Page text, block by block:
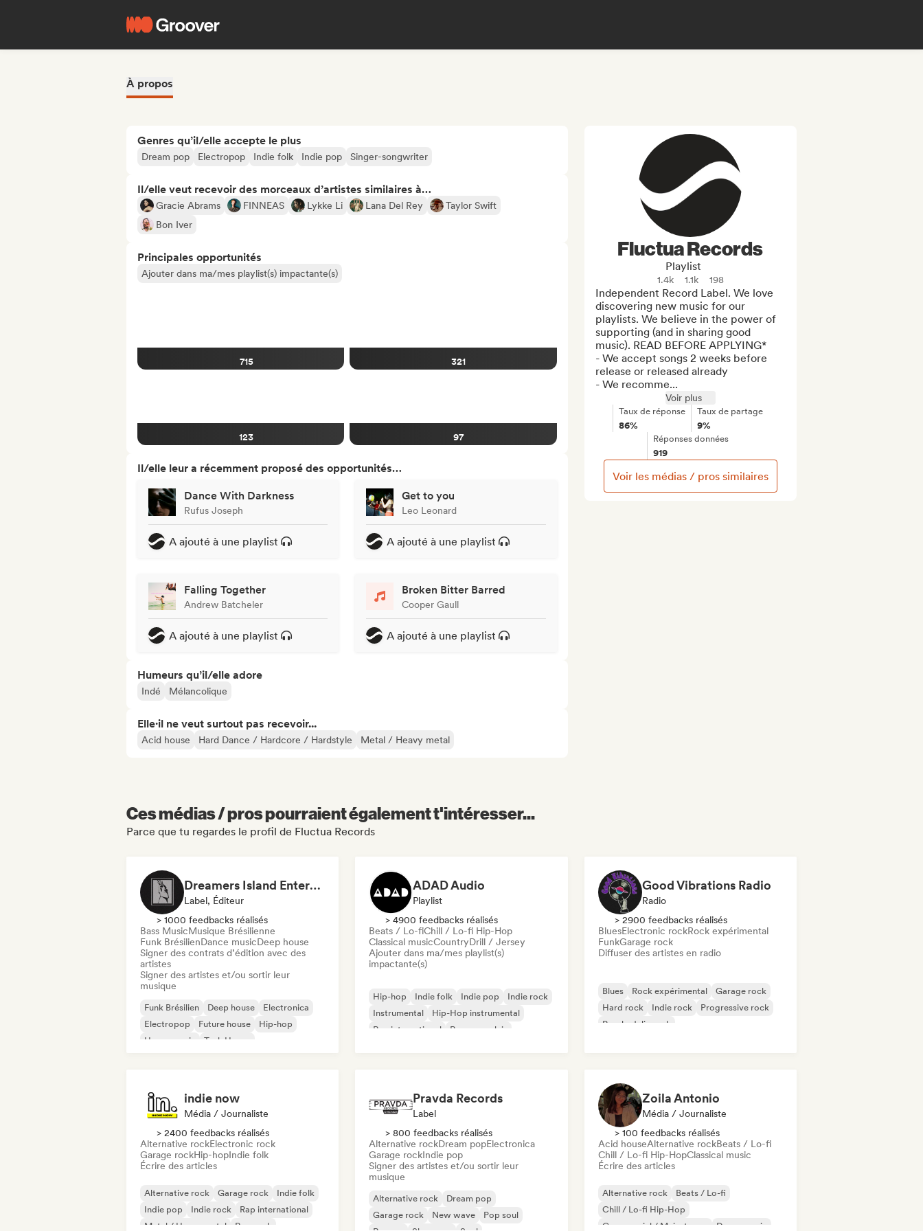
À propos
Genres qu’il/elle accepte le plus
Dream pop Electropop Indie folk Indie pop Singer-songwriter
Il/elle veut recevoir des morceaux d’artistes similaires à…
Gracie Abrams FINNEAS Lykke Li Lana Del Rey
Taylor Swift
Bon Iver
Principales opportunités
Ajouter dans ma/mes playlist(s) impactante(s)
715 321
123 97
Il/elle leur a récemment proposé des opportunités…
Dance With Darkness
Rufus Joseph
A ajouté à une playlist
Get to you
Leo Leonard
A ajouté à une playlist
Falling Together
Andrew Batcheler
A ajouté à une playlist
Broken Bitter Barred
Cooper Gaull
A ajouté à une playlist
Humeurs qu’il/elle adore
Indé Mélancolique
Elle·il ne veut surtout pas recevoir...
Acid house Hard Dance / Hardcore / Hardstyle Metal / Heavy metal
Fluctua Records
Playlist
1.4k 1.1k 198
Independent Record Label. We love
discovering new music for our
playlists. We believe in the power of
supporting (and in sharing good
music). READ BEFORE APPLYING*
- We accept songs 2 weeks before
release or released already
- We recomme...
Voir plus
Taux de réponse
86%
Taux de partage
9%
Réponses données
919
Voir les médias / pros similaires
Ces médias / pros pourraient également t'intéresser...
Parce que tu regardes le profil de Fluctua Records
Dreamers Island Entertainment
Label, Éditeur
> 1000 feedbacks réalisés
Bass MusicMusique Brésilienne
Funk BrésilienDance musicDeep house
Signer des contrats d’édition avec des
artistes
Signer des artistes et/ou sortir leur
musique
Funk Brésilien Deep house
Electronica
Electropop
Future house
Hip-hop
House music
Tech House
ADAD Audio
Playlist
> 4900 feedbacks réalisés
Beats / Lo-fiChill / Lo-fi Hip-Hop
Classical musicCountryDrill / Jersey
Ajouter dans ma/mes playlist(s)
impactante(s)
Hip-hop Indie folk Indie pop
Indie rock
Instrumental
Hip-Hop instrumental
Rap international
Rap en anglais
Good Vibrations Radio
Radio
> 2900 feedbacks réalisés
BluesElectronic rockRock expérimental
FunkGarage rock
Diffuser des artistes en radio
Blues Rock expérimental
Garage rock
Hard rock
Indie rock
Progressive rock
Psychedelic rock
indie now
Média / Journaliste
> 2400 feedbacks réalisés
Alternative rockElectronic rock
Garage rockHip-hopIndie folk
Écrire des articles
Alternative rock Garage rock
Indie folk
Indie pop
Indie rock
Rap international
Metal / Heavy metal
Pop rock
Pravda Records
Label
> 800 feedbacks réalisés
Alternative rockDream popElectronica
Garage rockIndie pop
Signer des artistes et/ou sortir leur
musique
Alternative rock
Dream pop
Garage rock
New wave
Pop soul
Zoila Antonio
Média / Journaliste
> 100 feedbacks réalisés
Acid houseAlternative rockBeats / Lo-fi
Chill / Lo-fi Hip-HopClassical music
Écrire des articles
Alternative rock
Beats / Lo-fi
Chill / Lo-fi Hip-Hop
Commercial / Mainstream
Dance music